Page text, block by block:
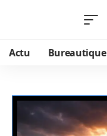
Actu Bureautique